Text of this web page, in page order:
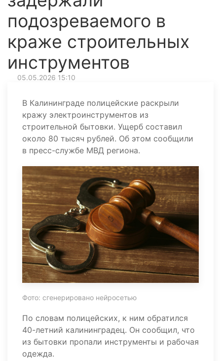
подозреваемого в
краже строительных
инструментов
05.05.2026 15:10
В Калининграде полицейские раскрыли
кражу электроинструментов из
строительной бытовки. Ущерб составил
около 80 тысяч рублей. Об этом сообщили
в пресс-службе МВД региона.
Фото: сгенерировано нейросетью
По словам полицейских, к ним обратился
40-летний калининградец. Он сообщил, что
из бытовки пропали инструменты и рабочая
одежда.